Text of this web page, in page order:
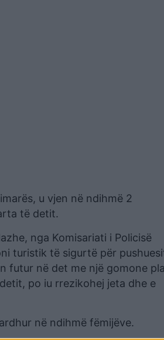
u vjen në ndihmë 2
të detit.
nga Komisariati i Policisë
turistik të sigurtë për
futur në det me një gomone
po iu rrezikohej jeta dhe e
në ndihmë fëmijëve.